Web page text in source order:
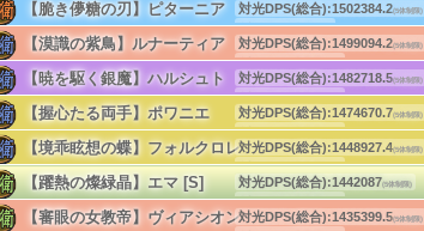
単体DPS:2556.5
【脆き儚糖の刃】ピターニア 対光DPS(総合):1502384.2(5体制限)
リーチ:25
単体DPS:2717.2
【漠識の紫鳥】ルナーティア 対光DPS(総合):1499094.2(5体制限)
リーチ:165
単体DPS:2935.4
【暁を駆く銀魔】ハルシュト 対光DPS(総合):1482718.5(5体制限)
リーチ:155
単体DPS:3042.1
【握心たる両手】ポワニエ 対光DPS(総合):1474670.7(5体制限)
リーチ:160
単体DPS:2887.6
【境乖眩想の蝶】フォルクロレ対光DPS(総合):1448927.4(5体制限)
リーチ:165
単体DPS:3706
【躍熱の燦緑晶】エマ [S] 対光DPS(総合):1442087(5体制限)
リーチ:130
単体DPS:3809.5
【審眼の女教帝】ヴィアシオン対光DPS(総合):1435399.5(5体制限)